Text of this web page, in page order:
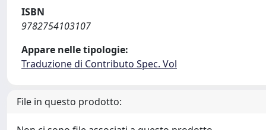
ISBN
9782754103107
Appare nelle tipologie:
Traduzione di Contributo Spec. Vol
File in questo prodotto: